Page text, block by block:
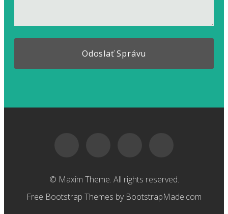
© Maxim Theme. All rights reserved.
Free Bootstrap Themes by BootstrapMade.com